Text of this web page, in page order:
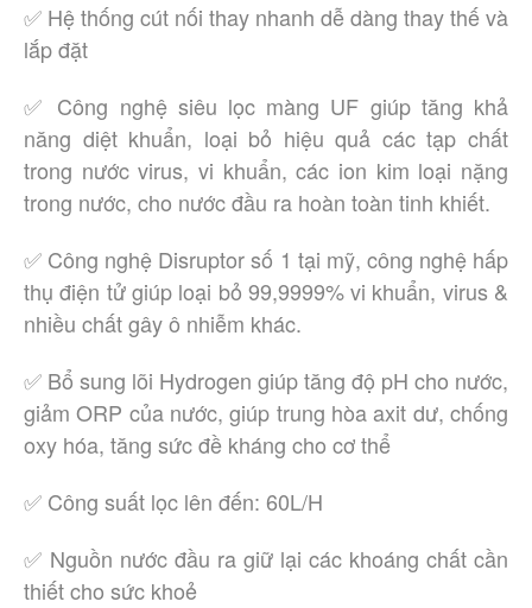
✅ Hệ thống cút nối thay nhanh dễ dàng thay thế và
lắp đặt
✅ Công nghệ siêu lọc màng UF giúp tăng khả
năng diệt khuẩn, loại bỏ hiệu quả các tạp chất
trong nước virus, vi khuẩn, các ion kim loại nặng
trong nước, cho nước đầu ra hoàn toàn tinh khiết.
✅ Công nghệ Disruptor số 1 tại mỹ, công nghệ hấp
thụ điện tử giúp loại bỏ 99,9999% vi khuẩn, virus &
nhiều chất gây ô nhiễm khác.
✅ Bổ sung lõi Hydrogen giúp tăng độ pH cho nước,
giảm ORP của nước, giúp trung hòa axit dư, chống
oxy hóa, tăng sức đề kháng cho cơ thể
✅ Công suất lọc lên đến: 60L/H
✅ Nguồn nước đầu ra giữ lại các khoáng chất cần
thiết cho sức khoẻ